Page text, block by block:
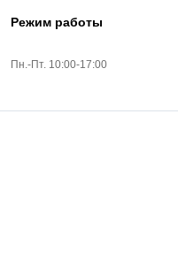
Режим работы
Пн.-Пт. 10:00-17:00